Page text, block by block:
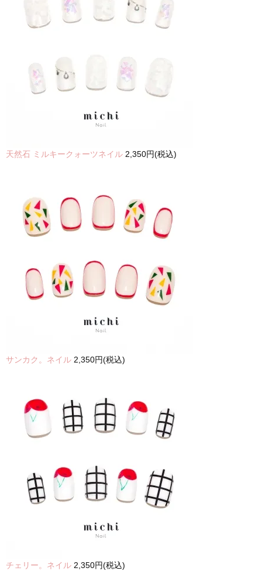
天然石 ミルキークォーツネイル 2,350円(税込)
サンカク。ネイル 2,350円(税込)
チェリー。ネイル 2,350円(税込)